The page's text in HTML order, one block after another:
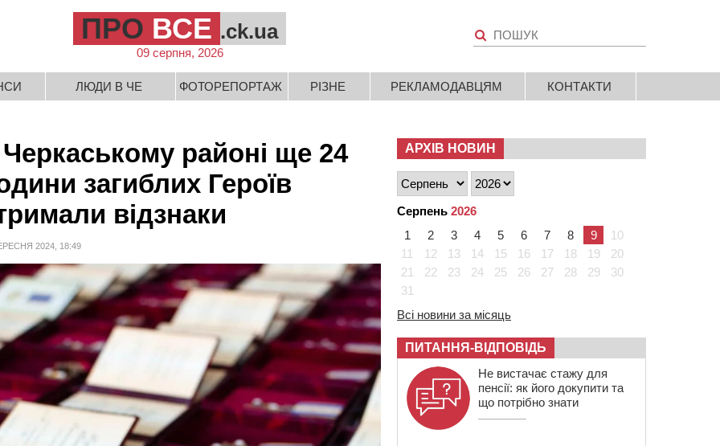
ПРО ВСЕ .ck.ua
09 серпня, 2026
ЛЮДИ В ЧЕ ФОТОРЕПОРТАЖ РІЗНЕ РЕКЛАМОДАВЦЯМ КОНТАКТИ
районі ще 24
загиблих Героїв
відзнаки
2024, 18:49
АРХІВ НОВИН
Серпень 2026
1
2 3 4 5 6 7 8 9
10
11
12 13 14 15 16 17 18 19
20
21
22 23 24 25 26 27 28 29
30
31
Всі новини за місяць
ПИТАННЯ-ВІДПОВІДЬ
Не вистачає стажу для
пенсії: як його докупити та
що потрібно знати